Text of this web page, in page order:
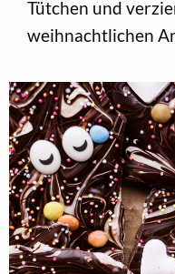
Tütchen und
weihnachtlichen